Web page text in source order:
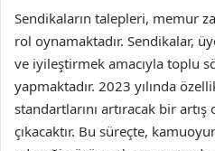
Sendikaların talepleri, memur
rol oynamaktadır. Sendikalar,
ve iyileştirmek amacıyla toplu
yapmaktadır. 2023 yılında
standartlarını artıracak bir
çıkacaktır. Bu süreçte,